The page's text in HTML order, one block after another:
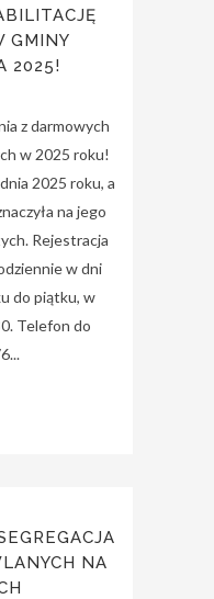
GMINY
2025!
z darmowych
w 2025 roku!
2025 roku, a
na jego
Rejestracja
w dni
do piątku, w
Telefon do
NA